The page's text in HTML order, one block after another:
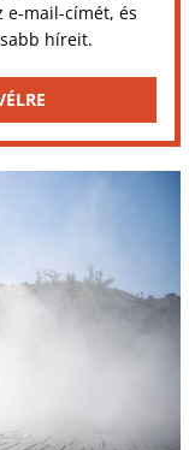
e-mail-címét, és
híreit.